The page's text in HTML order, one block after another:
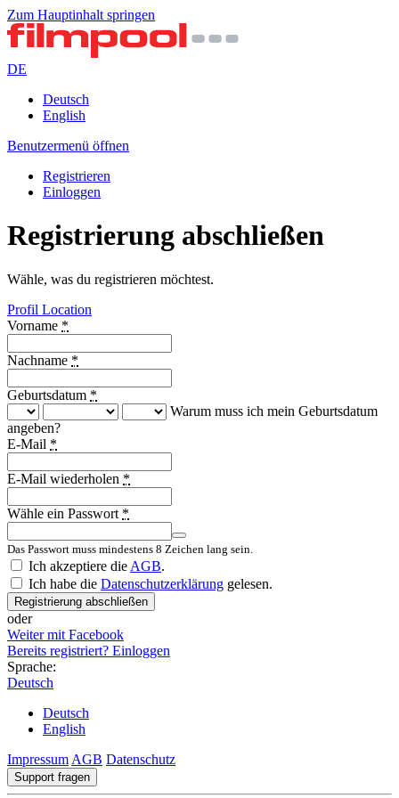
Zum Hauptinhalt springen
DE
Deutsch
English
Benutzermenü öffnen
Registrieren
Einloggen
Registrierung abschließen
Wähle, was du registrieren möchtest.
Profil Location
Vorname *
Nachname *
Geburtsdatum *
Warum muss ich mein Geburtsdatum
angeben?
E-Mail *
E-Mail wiederholen *
Wähle ein Passwort *
Das Passwort muss mindestens 8 Zeichen lang sein.
Country
Ich akzeptiere die AGB.
Ich habe die Datenschutzerklärung gelesen.
Registrierung abschließen
oder
Weiter mit Facebook
Bereits registriert? Einloggen
Sprache:
Deutsch
Deutsch
English
Impressum AGB Datenschutz
Support fragen